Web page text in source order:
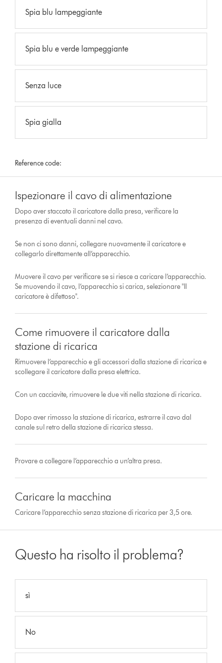
Spia blu lampeggiante
Spia blu e verde lampeggiante
Senza luce
Spia gialla
Reference code:
Ispezionare il cavo di alimentazione
Dopo aver staccato il caricatore dalla presa, verificare la
presenza di eventuali danni nel cavo.
Se non ci sono danni, collegare nuovamente il caricatore e
collegarlo direttamente all’apparecchio.
Muovere il cavo per verificare se si riesce a caricare l’apparecchio.
Se muovendo il cavo, l’apparecchio si carica, selezionare "Il
caricatore è difettoso".
Come rimuovere il caricatore dalla
stazione di ricarica
Rimuovere l’apparecchio e gli accessori dalla stazione di ricarica e
scollegare il caricatore dalla presa elettrica.
Con un cacciavite, rimuovere le due viti nella stazione di ricarica.
Dopo aver rimosso la stazione di ricarica, estrarre il cavo dal
canale sul retro della stazione di ricarica stessa.
Provare a collegare l’apparecchio a un’altra presa.
Caricare la macchina
Caricare l’apparecchio senza stazione di ricarica per 3,5 ore.
Questo ha risolto il problema?
sì
No